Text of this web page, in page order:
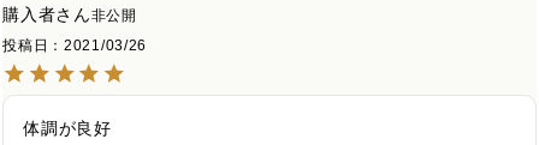
購入者
非公開
投稿日
2021/03/26
体調が良好